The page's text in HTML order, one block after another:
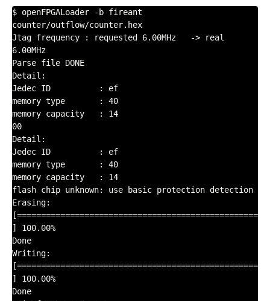
$ openFPGALoader -b fireant
counter/outflow/counter.hex
Jtag frequency : requested 6.00MHz   -> real
6.00MHz
Parse file DONE
Detail:
Jedec ID          : ef
memory type       : 40
memory capacity   : 14
00
Detail:
Jedec ID          : ef
memory type       : 40
memory capacity   : 14
flash chip unknown: use basic protection detection
Erasing:
[==================================================
] 100.00%
Done
Writing:
[==================================================
] 100.00%
Done